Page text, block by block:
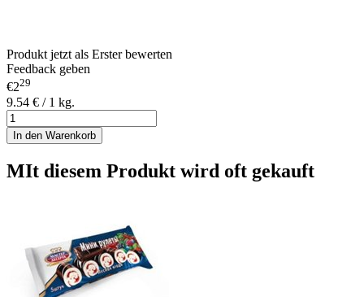
Produkt jetzt als Erster bewerten
Feedback geben
€229
9.54 € / 1 kg.
In den Warenkorb
MIt diesem Produkt wird oft gekauft